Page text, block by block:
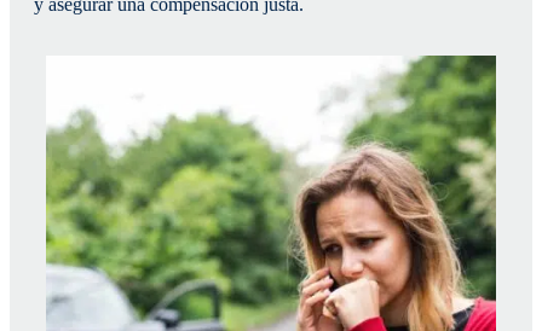
y asegurar una compensación justa.